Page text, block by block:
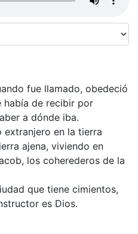
fue llamado, obedeció
había de recibir por
a dónde iba.
en la tierra
ajena, viviendo en
los coherederos de la
que tiene cimientos,
es Dios.